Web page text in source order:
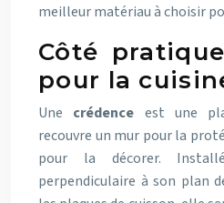
meilleur matériau à choisir
Côté
pour la
Une crédence est une
recouvre un mur pour la
pour la décorer.
perpendiculaire à son plan